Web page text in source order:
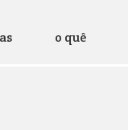
o quê